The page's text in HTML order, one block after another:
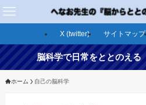
X (twitter) サイトマップ
脳科学で日常をととのえる
ホーム 自己の脳科学